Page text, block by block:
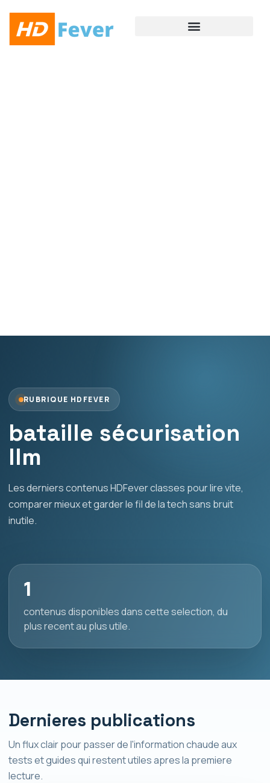
RUBRIQUE HDFEVER
bataille sécurisation
llm
Les derniers contenus HDFever classes pour lire vite,
comparer mieux et garder le fil de la tech sans bruit
inutile.
1
contenus disponibles dans cette selection, du
plus recent au plus utile.
Dernieres publications
Un flux clair pour passer de l'information chaude aux
tests et guides qui restent utiles apres la premiere
lecture.